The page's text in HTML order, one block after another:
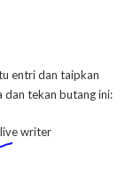
entri dan taipkan
dan tekan butang ini:
writer